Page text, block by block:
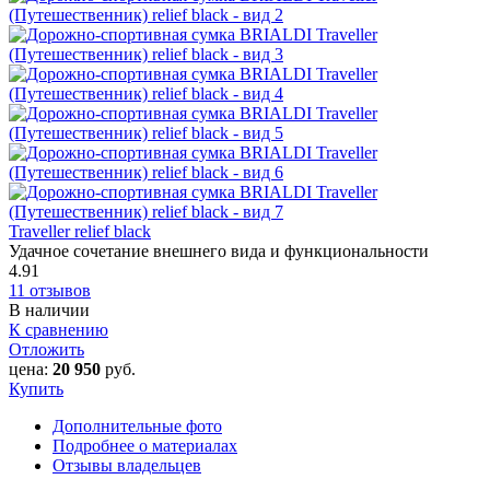
Traveller relief black
Удачное сочетание внешнего вида и функциональности
4.91
11 отзывов
В наличии
К сравнению
Отложить
цена: 20 950 руб.
Купить
Дополнительные фото
Подробнее о материалах
Отзывы владельцев